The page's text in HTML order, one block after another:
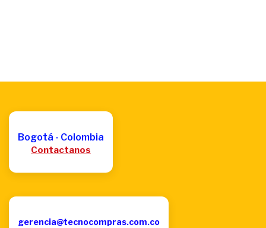
Bogotá - Colombia
Contactanos
gerencia@tecnocompras.com.co